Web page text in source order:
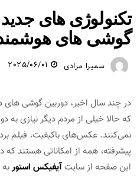
تکنولوژی‌ های
گوشی های
سمیرا مرادی 2025/06/01
در چند سال اخیر، دوربین گوشی‌ های
که حالا خیلی از مردم دیگر نیازی
پیشرفته، همه از امکاناتی هستند
این صفحه از سایتآیفیکس استوربه